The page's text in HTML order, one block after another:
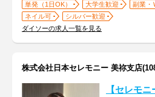
単発（1日OK） 大学生歓迎
副業・
ネイル可
シルバー歓迎
ダイソーの求人一覧を見る
株式会社日本セレモニー 美祢支店
【セレモ